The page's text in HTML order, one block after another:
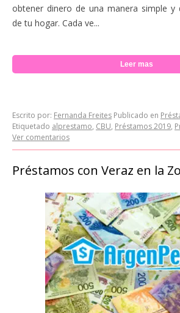
obtener dinero de una manera simple y
de tu hogar. Cada ve...
Leer mas
Escrito por: Fernanda Freites Publicado en
Etiquetado alprestamo, CBU, Préstamos 2019,
Ver comentarios
Préstamos con Veraz en la